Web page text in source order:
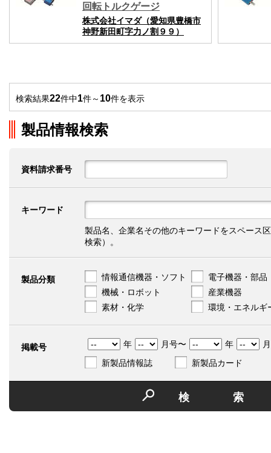
回転トルクゲージ
株式会社イマダ（愛知県豊橋市
神野新田町字力ノ割９９）
検索結果22件中1件～ 10件を表示
製品情報検索
資料請求番号
キーワード
製品名、企業名その他のキーワードをスペース
検索）。
製品分類 情報通信機器・ソフト
電子機器・部品
機械・ロボット
産業機器
素材・化学
環境・エネルギ
掲載号 年 月号〜 年
新製品情報誌
新製品カード
検